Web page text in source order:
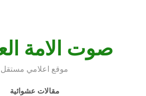
صوت الامة
موقع اعلامي مستقل
مقالات عشوائية